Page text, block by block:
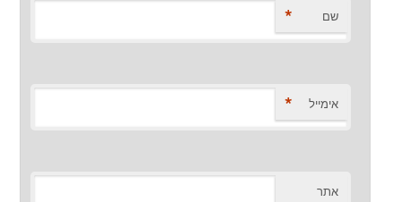
שם *
אימייל *
אתר